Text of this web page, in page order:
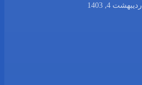
اردیبهشت 4, 1403